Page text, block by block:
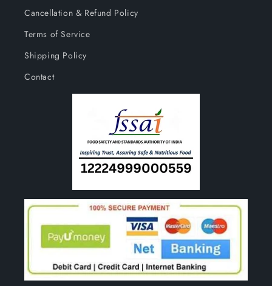
Cancellation & Refund Policy
Terms of Service
Shipping Policy
Contact